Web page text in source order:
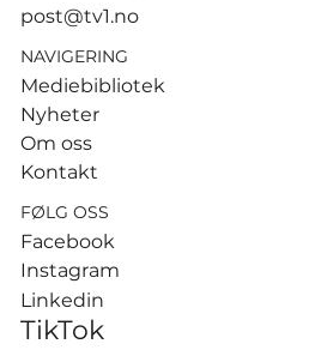
post@tv1.no
NAVIGERING
Mediebibliotek
Nyheter
Om oss
Kontakt
FØLG OSS
Facebook
Instagram
Linkedin
TikTok